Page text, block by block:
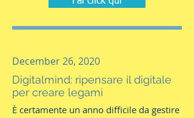
December 26, 2020
Digitalmind: ripensare il digitale
per creare legami
È certamente un anno difficile da gestire